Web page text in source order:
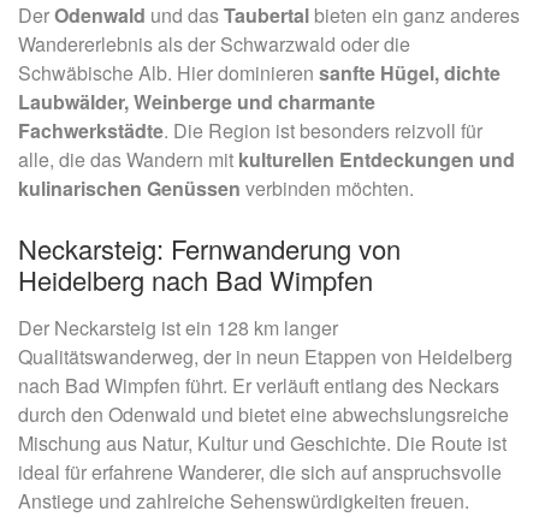
DerOdenwald und dasTaubertal bieten ein ganz anderes
Wandererlebnis als der Schwarzwald oder die
Schwäbische Alb. Hier dominieren sanfte Hügel, dichte
Laubwälder, Weinberge und charmante
Fachwerkstädte. Die Region ist besonders reizvoll für
alle, die das Wandern mit kulturellen Entdeckungen und
kulinarischen Genüssen verbinden möchten.
Neckarsteig: Fernwanderung von
Heidelberg nach Bad Wimpfen
Der Neckarsteig ist ein 128 km langer
Qualitätswanderweg, der in neun Etappen von Heidelberg
nach Bad Wimpfen führt. Er verläuft entlang des Neckars
durch den Odenwald und bietet eine abwechslungsreiche
Mischung aus Natur, Kultur und Geschichte. Die Route ist
ideal für erfahrene Wanderer, die sich auf anspruchsvolle
Anstiege und zahlreiche Sehenswürdigkeiten freuen.​